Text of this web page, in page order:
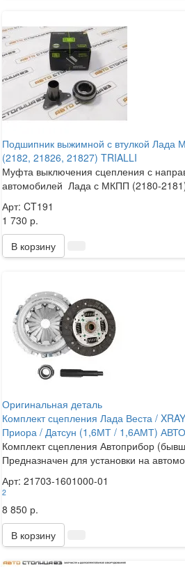
Подшипник выжимной с втулкой Лада
(2182, 21826, 21827) TRIALLI
Муфта выключения сцепления с
автомобилей Лада с МКПП (2180-
Арт: CT191
1 730 р.
В корзину
Оригинальная деталь
Комплект сцепления Лада Веста /
Приора / Датсун (1,6МТ / 1,6АМТ)
Комплект сцепления Автоприбор
Предназначен для установки на
Арт: 21703-1601000-01
2
8 850 р.
В корзину